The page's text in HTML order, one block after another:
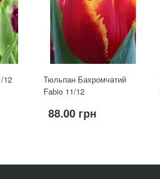
12
Тюльпан Бахромчатий
Fabio 11/12
88.00 грн